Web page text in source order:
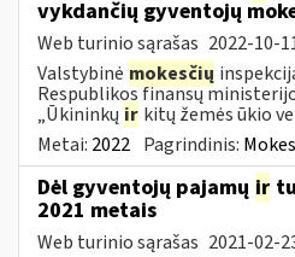
vykdančių gyventojų
Web turinio sąrašas 2022-10-
Valstybinė mokesčių
Respublikos finansų
„Ūkininkų ir kitų žemės ūkio
Metai: 2022 Pagrindinis:
Dėl gyventojų pajamų ir
2021 metais
Web turinio sąrašas 2021-02-